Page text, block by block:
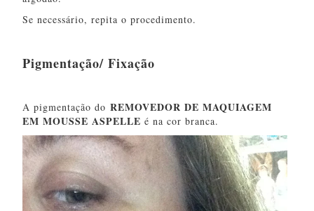
Se necessário, repita o procedimento.
Pigmentação/ Fixação
A pigmentação do REMOVEDOR DE MAQUIAGEM
EM MOUSSE ASPELLE é na cor branca.